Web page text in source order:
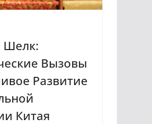
Шелк:
Вызовы
Развитие
Китая